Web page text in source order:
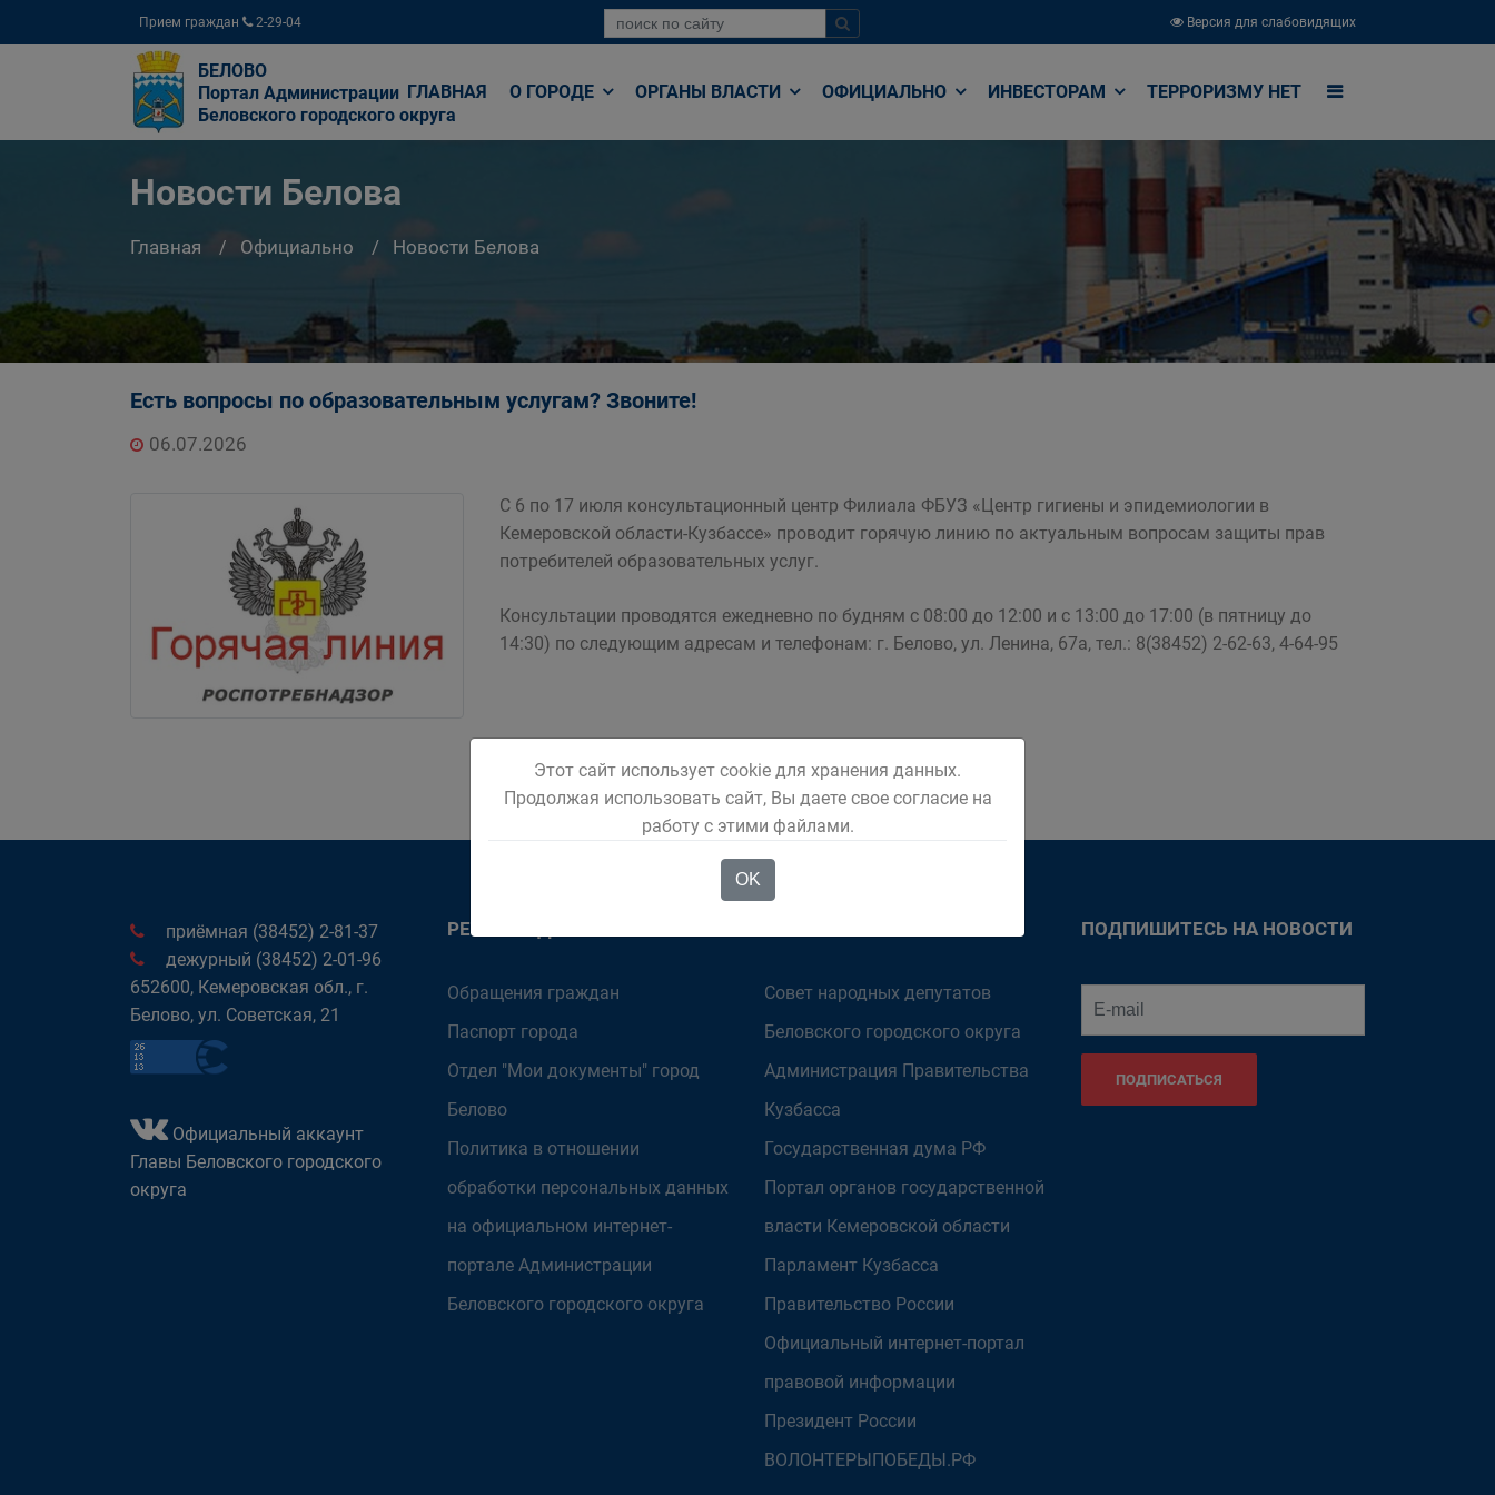
Прием граждан 2-29-04 Версия для слабовидящих
БЕЛОВО
Портал Администрации
Беловского городского округа
ГЛАВНАЯ О ГОРОДЕ ОРГАНЫ ВЛАСТИ ОФИЦИАЛЬНО ИНВЕСТОРАМ ТЕРРОРИЗМУ НЕТ
Новости Белова
Главная Официально Новости Белова
Есть вопросы по образовательным услугам? Звоните!
06.07.2026
С 6 по 17 июля консультационный центр Филиала ФБУЗ «Центр гигиены и эпидемиологии в
Кемеровской области-Кузбассе» проводит горячую линию по актуальным вопросам защиты прав
потребителей образовательных услуг.
Консультации проводятся ежедневно по будням с 08:00 до 12:00 и с 13:00 до 17:00 (в пятницу до
14:30) по следующим адресам и телефонам: г. Белово, ул. Ленина, 67а, тел.: 8(38452) 2-62-63, 4-64-95
приёмная (38452) 2-81-37
дежурный (38452) 2-01-96
652600, Кемеровская обл., г.
Белово, ул. Советская, 21
Официальный аккаунт
Главы Беловского городского
округа
РЕКОМЕНДУЕМ
Обращения граждан
Паспорт города
Отдел "Мои документы" город
Белово
Политика в отношении
обработки персональных данных
на официальном интернет-
портале Администрации
Беловского городского округа
Совет народных депутатов
Беловского городского округа
Администрация Правительства
Кузбасса
Государственная дума РФ
Портал органов государственной
власти Кемеровской области
Парламент Кузбасса
Правительство России
Официальный интернет-портал
правовой информации
Президент России
ВОЛОНТЕРЫПОБЕДЫ.РФ
ПОДПИШИТЕСЬ НА НОВОСТИ
ПОДПИСАТЬСЯ
Этот сайт использует cookie для хранения данных.
Продолжая использовать сайт, Вы даете свое согласие на
работу с этими файлами.
OK